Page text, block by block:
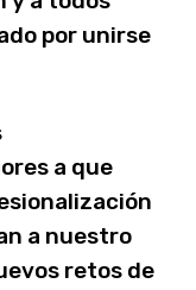
por unirse
a que
a nuestro
retos de